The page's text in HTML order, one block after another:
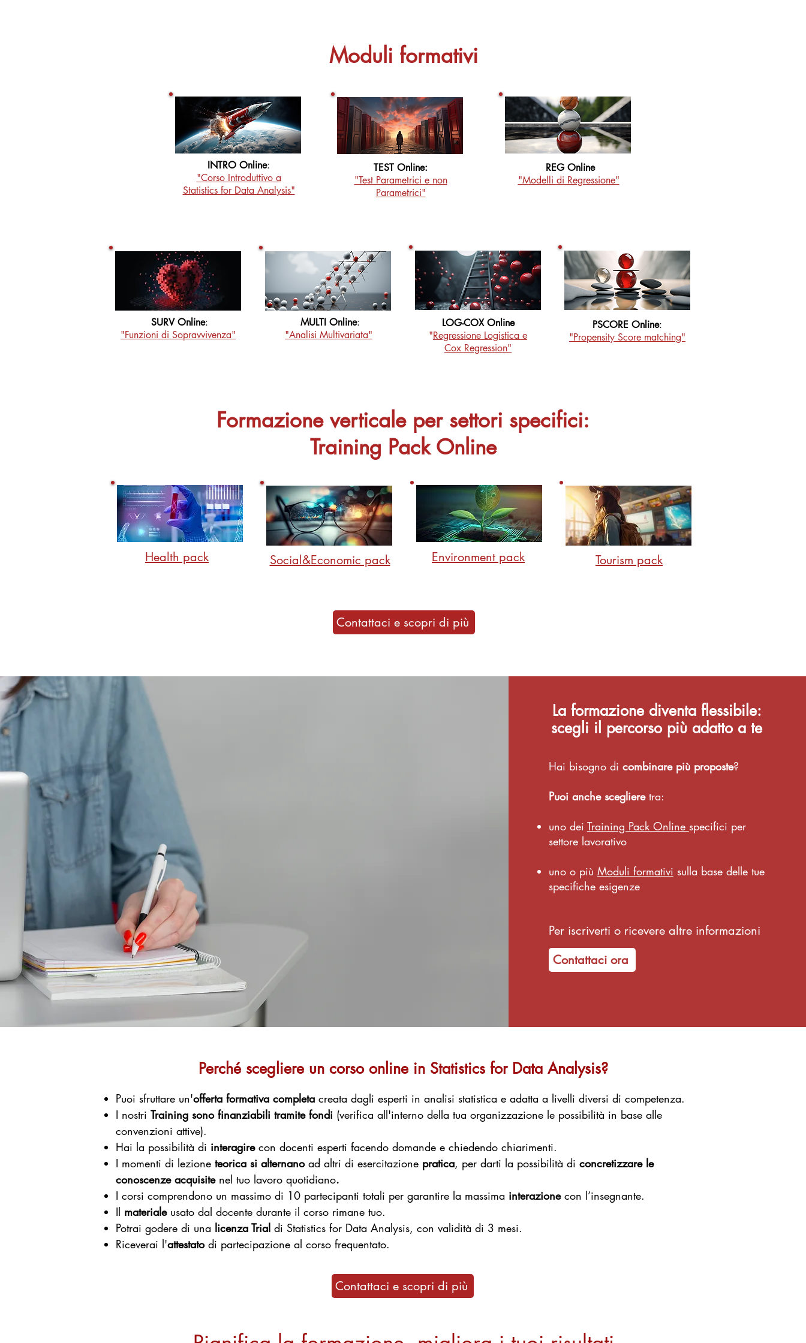
Moduli formativi
INTRO Online:
"Corso Introduttivo a
Statistics for Data Analysis"
TEST Online:
"Test Parametrici e non
Parametrici"
REG Online
"Modelli di Regressione"
SURV Online:
"Funzioni di Sopravvivenza"
MULTI Online:
"Analisi Multivariata"
LOG-COX Online
"Regressione Logistica e
Cox Regression"
PSCORE Online:
"Propensity Score matching"
Formazione verticale per settori specifici:
Training Pack Online
Health pack Social&Economic pack Environment pack Tourism pack
Contattaci e scopri di più
La formazione diventa flessibile:
scegli il percorso più adatto a te
Hai bisogno di combinare più proposte?
Puoi anche sceglieretra:
uno dei Training Pack Online specifici per
settore lavorativo
uno o più Moduli formativi sulla base delle tue
specifiche esigenze
Per iscriverti o ricevere altre informazioni
Contattaci ora
Perché scegliere un corso online in Statistics for Data Analysis?
Puoi sfruttare un'offerta formativa completa creata dagli esperti in analisi statistica e adatta a livelli diversi di competenza.
I nostri Training sono finanziabili tramite fondi (verifica all'interno della tua organizzazione le possibilità in base alle
convenzioni attive).
Hai la possibilità di interagire con docenti esperti facendo domande e chiedendo chiarimenti.
I momenti di lezione teorica si alternano ad altri di esercitazione pratica, per darti la possibilità di concretizzare le
conoscenze acquisitenel tuo lavoro quotidiano.
I corsi comprendono un massimo di 10 partecipanti totali per garantire la massima interazione con l’insegnante.
Il materiale usato dal docente durante il corso rimane tuo.
Potrai godere di una licenza Trial di Statistics for Data Analysis, con validità di 3 mesi.
Riceverai l'attestato di partecipazione al corso frequentato.
Contattaci e scopri di più